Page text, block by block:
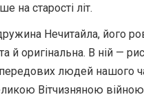
на старості літ.
Нечитайла, його
й оригінальна. В ній —
людей нашого
Вітчизняною